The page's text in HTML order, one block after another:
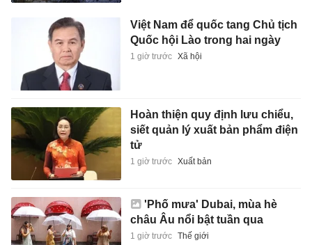
Việt Nam để quốc tang Chủ tịch
Quốc hội Lào trong hai ngày
1 giờ trước Xã hội
Hoàn thiện quy định lưu chiểu,
siết quản lý xuất bản phẩm điện
tử
1 giờ trước Xuất bản
'Phố mưa' Dubai, mùa hè
châu Âu nổi bật tuần qua
1 giờ trước Thế giới